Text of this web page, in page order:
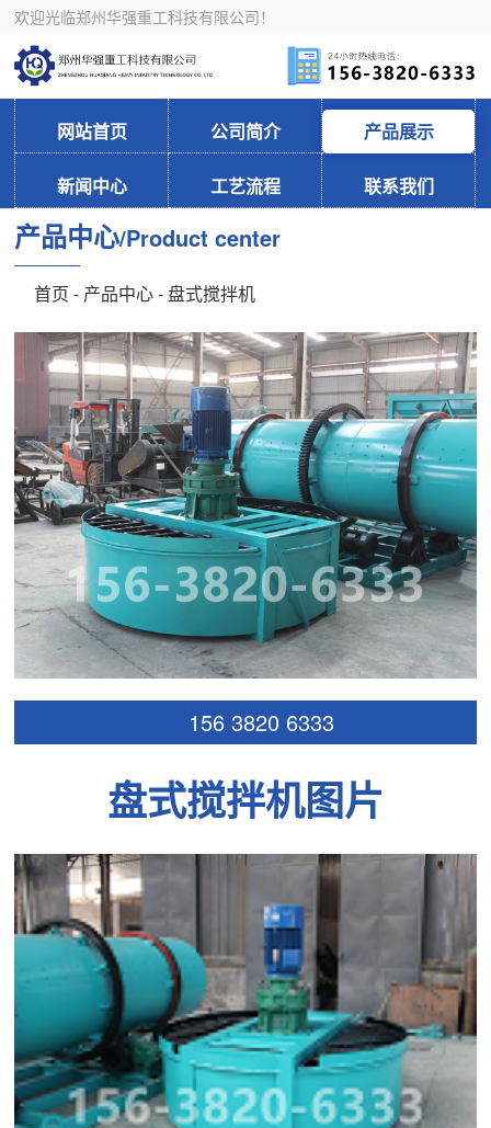
欢迎光临郑州华强重工科技有限公司！
网站首页 公司简介 产品展示
新闻中心 工艺流程 联系我们
产品中心/Product center
首页 - 产品中心- 盘式搅拌机
156 3820 6333
盘式搅拌机图片